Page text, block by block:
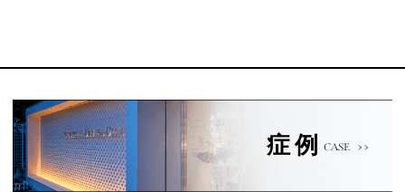
症例 CASE